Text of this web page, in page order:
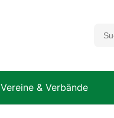
Vereine & Verbände